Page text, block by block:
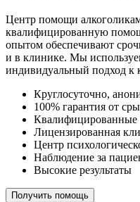
Центр помощи
квалифицированную
опытом обеспечивают
и в клинике. Мы
индивидуальный подход к
Круглосуточно,
100% гарантия от
Квалифицированные
Лицензированная
Центр
Наблюдение за
Высокие результаты
Получить помощь